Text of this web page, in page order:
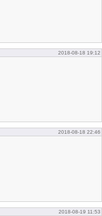
2018-08-18 19:12
2018-08-18 22:46
2018-08-19 11:53